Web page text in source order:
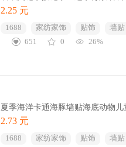
2.25 元
1688 家纺家饰 贴饰
墙贴
651
0 26%
夏季海洋卡通海豚墙贴海底动物
2.73 元
1688 家纺家饰 贴饰 墙贴